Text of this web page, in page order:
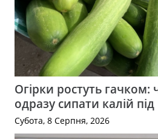
Огірки ростуть гачком:
одразу сипати калій під
Субота, 8 Серпня, 2026